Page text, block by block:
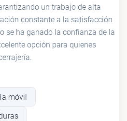
un trabajo de alta
constante a la satisfacción
se ha ganado la confianza de la
opción para quienes
móvil